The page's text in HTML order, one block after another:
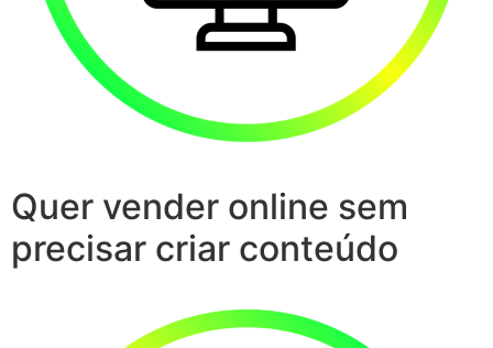
Quer vender online sem
precisar criar conteúdo